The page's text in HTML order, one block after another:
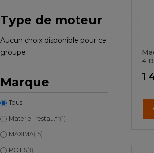
Type de moteur
Aucun choix disponible pour ce
groupe
Marque
Tous
Materiel-restau.fr(1)
MAXIMA(15)
POTIS(1)
4
1